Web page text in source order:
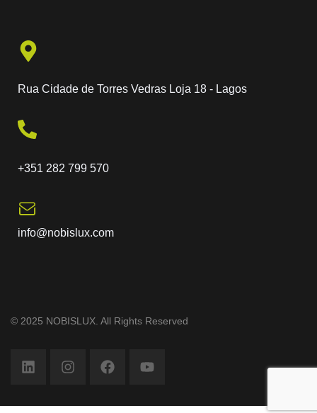
Rua Cidade de Torres Vedras Loja 18 - Lagos
+351 282 799 570
info@nobislux.com
© 2025 NOBISLUX. All Rights Reserved